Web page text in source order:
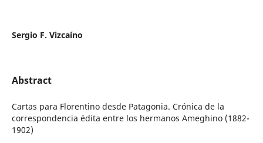
Sergio F. Vizcaíno
Abstract
Cartas para Florentino desde Patagonia. Crónica de la
correspondencia édita entre los hermanos Ameghino (1882-
1902)